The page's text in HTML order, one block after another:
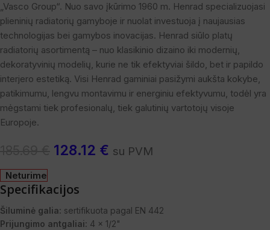
„Vasco Group“. Nuo savo įkūrimo 1960 m. Henrad specializuojasi
plieninių radiatorių gamyboje ir nuolat investuoja į naujausias
technologijas bei gamybos inovacijas. Henrad siūlo platų
radiatorių asortimentą – nuo klasikinio dizaino iki modernių,
dekoratyvinių modelių, kurie ne tik efektyviai šildo, bet ir papildo
interjero estetiką. Visi Henrad gaminiai pasižymi aukšta kokybe,
patikimumu, lengvu montavimu ir energiniu efektyvumu, todėl yra
mėgstami tiek profesionalų, tiek galutinių vartotojų visoje
Europoje.
128.12 € su PVM
Neturime
Specifikacijos
Šiluminė galia: sertifikuota pagal EN 442
Prijungimo antgaliai: 4 x 1/2"